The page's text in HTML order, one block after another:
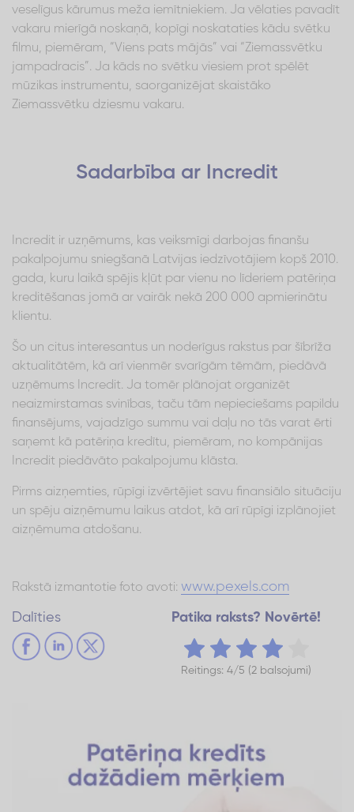
veselīgus kārumus meža iemītniekiem. Ja vēlaties pavadīt
vakaru mierīgā noskaņā, kopīgi noskataties kādu svētku
filmu, piemēram, “Viens pats mājās” vai “Ziemassvētku
jampadracis”. Ja kāds no svētku viesiem prot spēlēt
mūzikas instrumentu, saorganizējat skaistāko
Ziemassvētku dziesmu vakaru.
Sadarbība ar Incredit
Incredit ir uzņēmums, kas veiksmīgi darbojas finanšu
pakalpojumu sniegšanā Latvijas iedzīvotājiem kopš 2010.
gada, kuru laikā spējis kļūt par vienu no līderiem patēriņa
kreditēšanas jomā ar vairāk nekā 200 000 apmierinātu
klientu.
Šo un citus interesantus un noderīgus rakstus par šībrīža
aktualitātēm, kā arī vienmēr svarīgām tēmām, piedāvā
uzņēmums Incredit. Ja tomēr plānojat organizēt
neaizmirstamas svinības, taču tām nepieciešams papildu
finansējums, vajadzīgo summu vai daļu no tās varat ērti
saņemt kā patēriņa kredītu, piemēram, no kompānijas
Incredit piedāvāto pakalpojumu klāsta.
Pirms aizņemties, rūpīgi izvērtējiet savu finansiālo situāciju
un spēju aizņēmumu laikus atdot, kā arī rūpīgi izplānojiet
aizņēmuma atdošanu.
Rakstā izmantotie foto avoti: www.pexels.com
Dalīties Patika raksts? Novērtē!
Reitings: 4/5 (2 balsojumi)